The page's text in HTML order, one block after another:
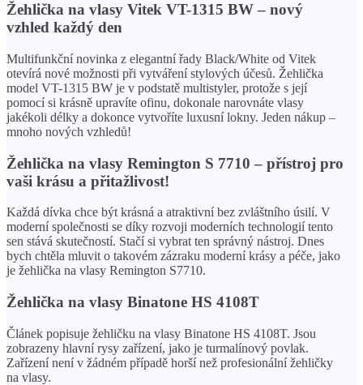
Žehlička na vlasy Vitek VT-1315 BW – nový
vzhled každý den
Multifunkční novinka z elegantní řady Black/White od Vitek
otevírá nové možnosti při vytváření stylových účesů. Žehlička
model VT-1315 BW je v podstatě multistyler, protože s její
pomocí si krásně upravíte ofinu, dokonale narovnáte vlasy
jakékoli délky a dokonce vytvoříte luxusní lokny. Jeden nákup –
mnoho nových vzhledů!
Žehlička na vlasy Remington S 7710 – přístroj pro
vaši krásu a přitažlivost!
Každá dívka chce být krásná a atraktivní bez zvláštního úsilí. V
moderní společnosti se díky rozvoji moderních technologií tento
sen stává skutečností. Stačí si vybrat ten správný nástroj. Dnes
bych chtěla mluvit o takovém zázraku moderní krásy a péče, jako
je žehlička na vlasy Remington S7710.
Žehlička na vlasy Binatone HS 4108T
Článek popisuje žehličku na vlasy Binatone HS 4108T. Jsou
zobrazeny hlavní rysy zařízení, jako je turmalínový povlak.
Zařízení není v žádném případě horší než profesionální žehličky
na vlasy.